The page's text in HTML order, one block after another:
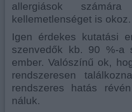
allergiások
kellemetlenséget is okoz.
Igen érdekes kutatási
szenvedők kb. 90 %-a
ember. Valószínű ok,
rendszeresen
rendszeres hatás
náluk.